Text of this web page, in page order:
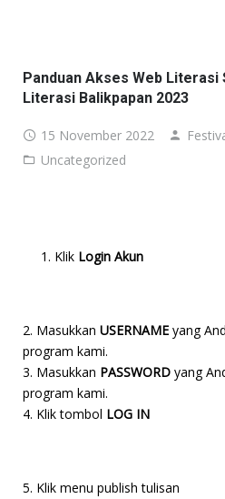
FASILITAS
HADIAH & PENGHARGAAN
Panduan Akses Web
Literasi Balikpapan 2023
15 November 2022
Uncategorized
Klik Login Akun
2. Masukkan USERNAME yang
program kami.
3. Masukkan PASSWORD yang
program kami.
4. Klik tombol LOG IN
5. Klik menu publish tulisan